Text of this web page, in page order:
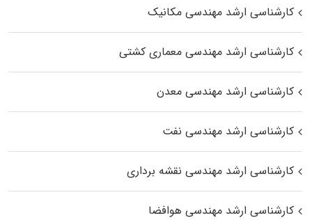
کارشناسی ارشد مهندسی مکانیک
کارشناسی ارشد مهندسی معماری کشتی
کارشناسی ارشد مهندسی معدن
کارشناسی ارشد مهندسی نفت
کارشناسی ارشد مهندسی نقشه برداری
کارشناسی ارشد مهندسی هوافضا